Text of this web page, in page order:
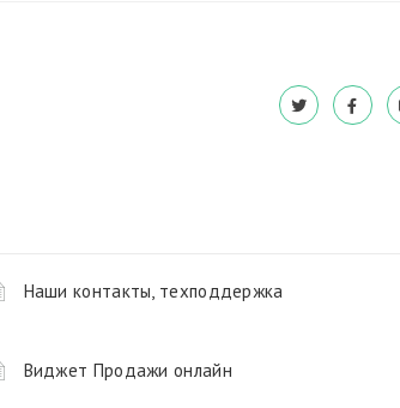
Наши контакты, техподдержка
Виджет Продажи онлайн